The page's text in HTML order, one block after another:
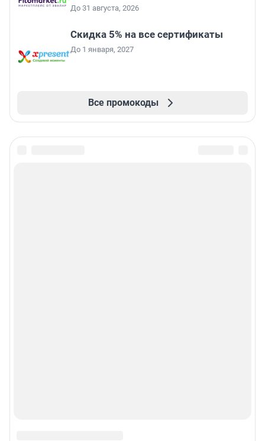
До 31 августа, 2026
Скидка 5% на все сертификаты
До 1 января, 2027
Все промокоды